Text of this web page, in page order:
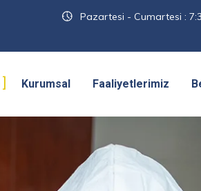
Pazartesi - Cumartesi :
Kurumsal Faaliyetlerimiz